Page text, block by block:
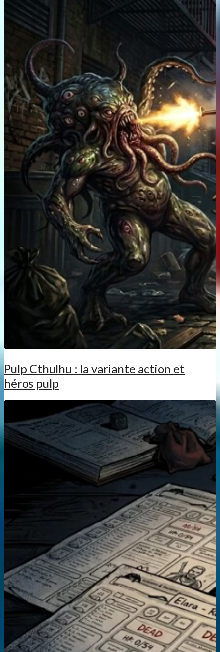
Pulp Cthulhu : la variante action et
héros pulp